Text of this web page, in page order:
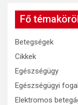
Fő
Betegségek
Cikkek
Egészségügy
Egészségügyi
Elektromos